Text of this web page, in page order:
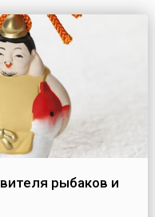
рыбаков и